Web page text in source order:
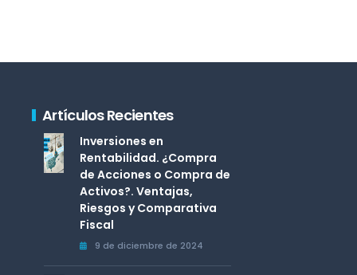
Artículos Recientes
Inversiones en
Rentabilidad. ¿Compra
de Acciones o Compra de
Activos?. Ventajas,
Riesgos y Comparativa
Fiscal
9 de diciembre de 2024